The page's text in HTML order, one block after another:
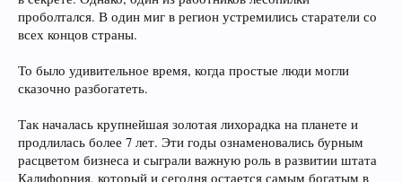
проболтался. В один миг в регион устремились старатели со
всех концов страны.
То было удивительное время, когда простые люди могли
сказочно разбогатеть.
Так началась крупнейшая золотая лихорадка на планете и
продлилась более 7 лет. Эти годы ознаменовались бурным
расцветом бизнеса и сыграли важную роль в развитии штата
Калифорния, который и сегодня остается самым богатым в